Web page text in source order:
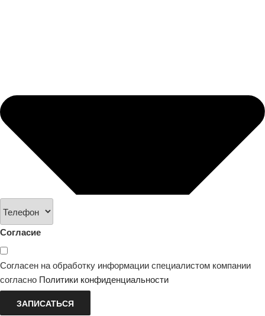
Согласие
Согласен на обработку информации специалистом компании
согласно Политики конфиденциальности
ЗАПИСАТЬСЯ